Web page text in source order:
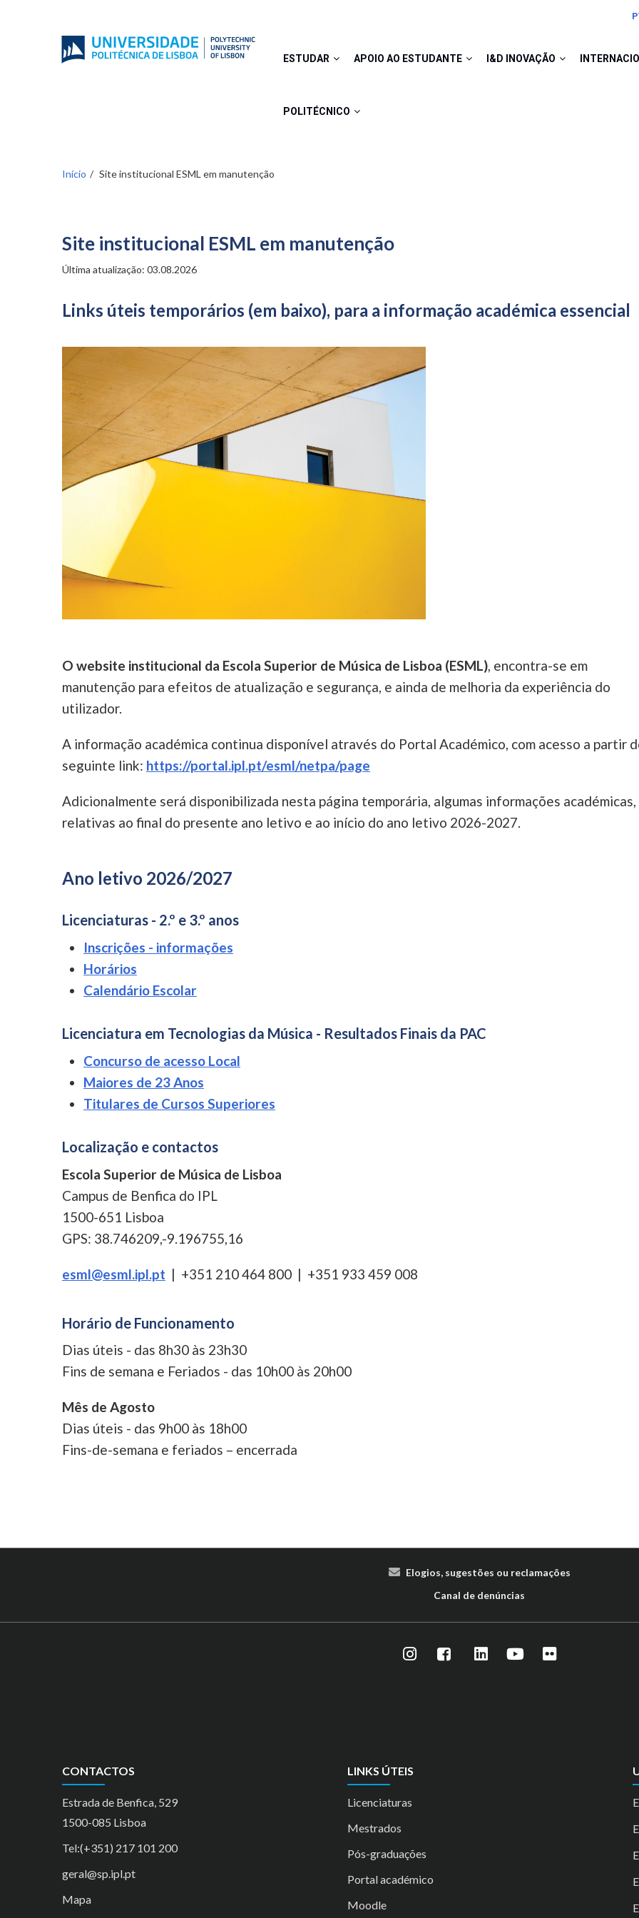
ESTUDAR APOIO AO ESTUDANTE I&D INOVAÇÃO
POLITÉCNICO
Início Site institucional ESML em manutenção
Site institucional ESML em manutenção
Última atualização: 03.08.2026
Links úteis temporários (em baixo), para a informação académica essencial
O website institucional da Escola Superior de Música de Lisboa (ESML), encontra-se em
manutenção para efeitos de atualização e segurança, e ainda de melhoria da experiência do
utilizador.
A informação académica continua disponível através do Portal Académico, com acesso a partir
seguinte link: https://portal.ipl.pt/esml/netpa/page
Adicionalmente será disponibilizada nesta página temporária, algumas informações académicas,
relativas ao final do presente ano letivo e ao início do ano letivo 2026-2027.
Ano letivo 2026/2027
Licenciaturas - 2.º e 3.º anos
Inscrições - informações
Horários
Calendário Escolar
Licenciatura em Tecnologias da Música - Resultados Finais da PAC
Concurso de acesso Local
Maiores de 23 Anos
Titulares de Cursos Superiores
Localização e contactos
Escola Superior de Música de Lisboa
Campus de Benfica do IPL
1500-651 Lisboa
GPS: 38.746209,-9.196755,16
esml@esml.ipl.pt | +351 210 464 800 | +351 933 459 008
Horário de Funcionamento
Dias úteis - das 8h30 às 23h30
Fins de semana e Feriados - das 10h00 às 20h00
Mês de Agosto
Dias úteis - das 9h00 às 18h00
Fins-de-semana e feriados – encerrada
Elogios, sugestões ou reclamações
Canal de denúncias
CONTACTOS
Estrada de Benfica, 529
1500-085 Lisboa
Tel:(+351) 217 101 200
geral@sp.ipl.pt
Mapa
LINKS ÚTEIS
Licenciaturas
Mestrados
Pós-graduações
Portal académico
Moodle